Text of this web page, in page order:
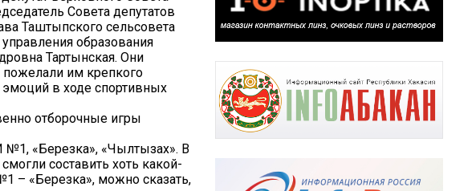
Совета депутатов
Таштыпского сельсовета
образования
Тартынская. Они
им крепкого
эмоций в ходе спортивных
отборочные игры
«Березка», «Чылтызах». В
составить хоть какой-
– «Березка», можно сказать,